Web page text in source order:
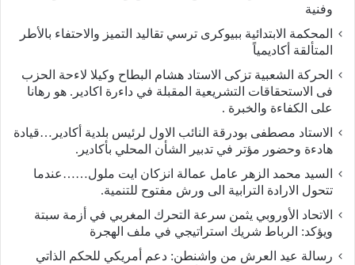
وفنية
المحكمة الابتدائية ببيوكرى ترسي تقاليد التميز والاحتفاء بالأطر
المتألقة أكاديمياً
الحركة الشعبية تزكى الاستاد هشام البطاح وكيلا لاءحة الحزب
فى الاستحقاقات التشريعية المقبلة في داءرة اكادير. هو رهانا
على الكفاءة والخبرة .
الاستاد مصطفى بودرقة النائب الاول لرئيس بلدية أكادير…قيادة
هادءة وحضور مؤتر في تدبير الشأن المحلي بأكادير.
السيد محمد الزهر عامل عمالة انزكان ايت ملول……عندما
تتحول الارادة الترابية الى ورش مفتوح للتنمية.
الاتحاد الأوروبي يثمن سرعة التحرك المغربي في أزمة سبتة
ويؤكد: الرباط شريك استراتيجي في ملف الهجرة
رسالة عيد العرش من واشنطن: دعم أمريكي للحكم الذاتي